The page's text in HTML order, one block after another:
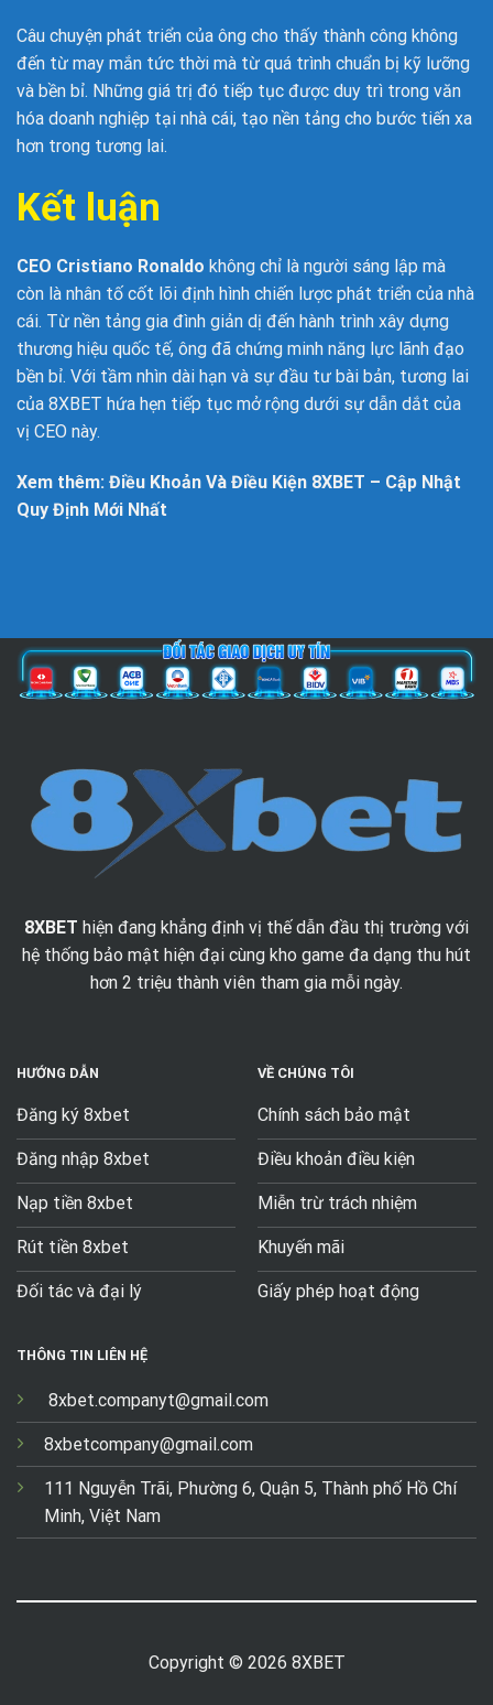
Câu chuyện phát triển của ông cho thấy thành công không
đến từ may mắn tức thời mà từ quá trình chuẩn bị kỹ lưỡng
và bền bỉ. Những giá trị đó tiếp tục được duy trì trong văn
hóa doanh nghiệp tại nhà cái, tạo nền tảng cho bước tiến xa
hơn trong tương lai.
Kết luận
CEO Cristiano Ronaldo không chỉ là người sáng lập mà
còn là nhân tố cốt lõi định hình chiến lược phát triển của nhà
cái. Từ nền tảng gia đình giản dị đến hành trình xây dựng
thương hiệu quốc tế, ông đã chứng minh năng lực lãnh đạo
bền bỉ. Với tầm nhìn dài hạn và sự đầu tư bài bản, tương lai
của 8XBET hứa hẹn tiếp tục mở rộng dưới sự dẫn dắt của
vị CEO này.
Xem thêm: Điều Khoản Và Điều Kiện 8XBET – Cập Nhật
Quy Định Mới Nhất
8XBET hiện đang khẳng định vị thế dẫn đầu thị trường với
hệ thống bảo mật hiện đại cùng kho game đa dạng thu hút
hơn 2 triệu thành viên tham gia mỗi ngày.
HƯỚNG DẪN
Đăng ký 8xbet
Đăng nhập 8xbet
Nạp tiền 8xbet
Rút tiền 8xbet
Đối tác và đại lý
VỀ CHÚNG TÔI
Chính sách bảo mật
Điều khoản điều kiện
Miễn trừ trách nhiệm
Khuyến mãi
Giấy phép hoạt động
THÔNG TIN LIÊN HỆ
8xbet.companyt@gmail.com
8xbetcompany@gmail.com
111 Nguyễn Trãi, Phường 6, Quận 5, Thành phố Hồ Chí
Minh, Việt Nam
Copyright © 2026 8XBET